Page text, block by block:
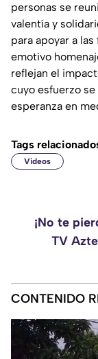
personas se
valentía y
para apoyar a
emotivo
reflejan el
cuyo esfuerzo
esperanza en
Tags
Videos
¡No te
TV
CONTENIDO